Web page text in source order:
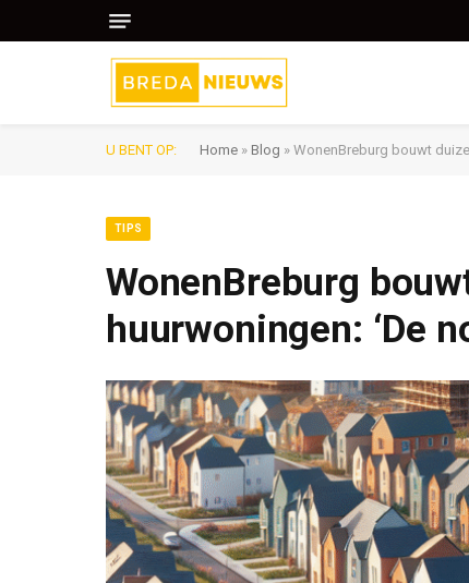
U BENT OP: Home » Blog » WonenBreburg bouwt
TIPS
WonenBreburg
huurwoningen: ‘De